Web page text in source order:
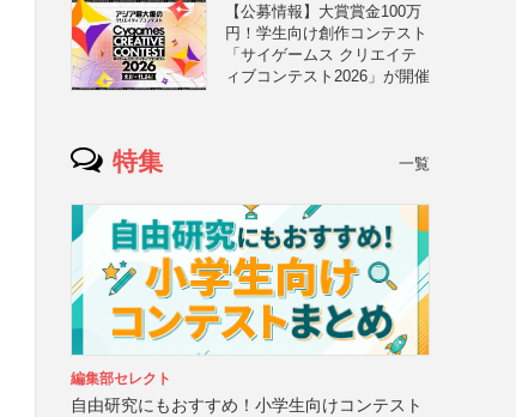
【公募情報】大賞賞金100万
円！学生向け創作コンテスト
「サイゲームス クリエイテ
ィブコンテスト2026」が開催
特集 一覧
編集部セレクト
自由研究にもおすすめ！小学生向けコンテスト